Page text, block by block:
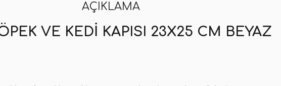
AÇIKLAMA
VE KEDI KAPISI 23X25 CM BEYAZ